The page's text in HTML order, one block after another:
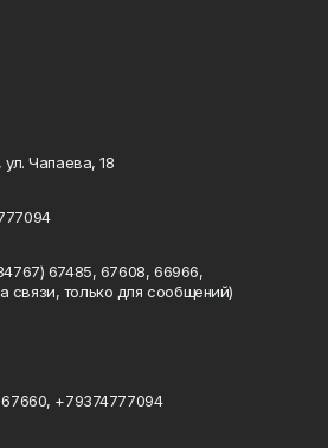
ул. Чапаева, 18
67485, 67608, 66966,
связи, только для сообщений)
+79374777094